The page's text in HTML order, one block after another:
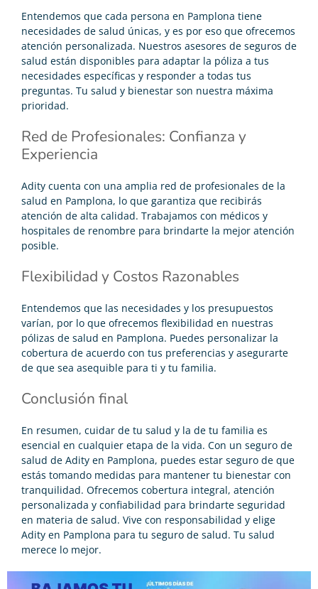
Entendemos que cada persona en Pamplona tiene
necesidades de salud únicas, y es por eso que ofrecemos
atención personalizada. Nuestros asesores de seguros de
salud están disponibles para adaptar la póliza a tus
necesidades específicas y responder a todas tus
preguntas. Tu salud y bienestar son nuestra máxima
prioridad.
Red de Profesionales: Confianza y
Experiencia
Adity cuenta con una amplia red de profesionales de la
salud en Pamplona, lo que garantiza que recibirás
atención de alta calidad. Trabajamos con médicos y
hospitales de renombre para brindarte la mejor atención
posible.
Flexibilidad y Costos Razonables
Entendemos que las necesidades y los presupuestos
varían, por lo que ofrecemos flexibilidad en nuestras
pólizas de salud en Pamplona. Puedes personalizar la
cobertura de acuerdo con tus preferencias y asegurarte
de que sea asequible para ti y tu familia.
Conclusión final
En resumen, cuidar de tu salud y la de tu familia es
esencial en cualquier etapa de la vida. Con un seguro de
salud de Adity en Pamplona, puedes estar seguro de que
estás tomando medidas para mantener tu bienestar con
tranquilidad. Ofrecemos cobertura integral, atención
personalizada y confiabilidad para brindarte seguridad
en materia de salud. Vive con responsabilidad y elige
Adity en Pamplona para tu seguro de salud. Tu salud
merece lo mejor.